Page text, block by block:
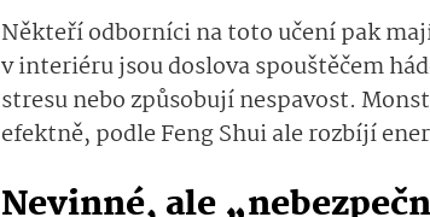
Někteří odborníci na toto učení pak
v interiéru jsou doslova spouštěčem
stresu nebo způsobují nespavost.
efektně, podle Feng Shui ale rozbíjí
Nevinné, ale